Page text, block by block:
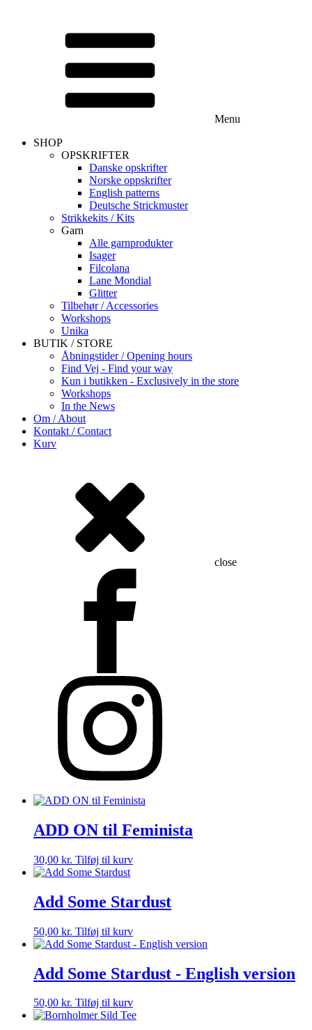
Menu
SHOP
OPSKRIFTER
Danske opskrifter
Norske oppskrifter
English patterns
Deutsche Strickmuster
Strikkekits / Kits
Garn
Alle garnprodukter
Isager
Filcolana
Lane Mondial
Glitter
Tilbehør / Accessories
Workshops
Unika
BUTIK / STORE
Åbningstider / Opening hours
Find Vej - Find your way
Kun i butikken - Exclusively in the store
Workshops
In the News
Om / About
Kontakt / Contact
Kurv
close
ADD ON til Feminista
30,00 kr. Tilføj til kurv
Add Some Stardust
50,00 kr. Tilføj til kurv
Add Some Stardust - English version
50,00 kr. Tilføj til kurv